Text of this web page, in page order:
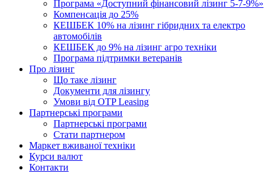
Програма «Доступний фінансовий лізинг 5-7-9%»
Компенсація до 25%
КЕШБЕК 10% на лізинг гібридних та електро
автомобілів
КЕШБЕК до 9% на лізинг агро техніки
Програма підтримки ветеранів
Про лізинг
Що таке лізинг
Документи для лізингу
Умови від OTP Leasing
Партнерські програми
Партнерські програми
Стати партнером
Маркет вживаної техніки
Курси валют
Контакти